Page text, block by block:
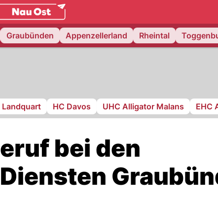
NAU.ch
Graubünden Appenzellerland Rheintal
Landquart HC Davos UHC Alligator Malans EHC
bei den